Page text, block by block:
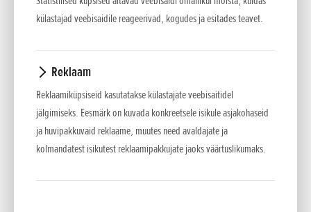
külastajad veebisaidile reageerivad, kogudes ja esitades teavet.
Reklaam
Reklaamiküpsiseid kasutatakse külastajate veebisaitidel
jälgimiseks. Eesmärk on kuvada konkreetsele isikule asjakohaseid
ja huvipakkuvaid reklaame, muutes need avaldajate ja
kolmandatest isikutest reklaamipakkujate jaoks väärtuslikumaks.
Lõikekorpuse all olev ventilaatoriga süsteem parandab õhu
liikumist lõikekorpuse ja kiire õhuvooluga kogumiskoti vahel.
See muudab murutraktori murukogumise märkimisväärselt
tõhusamaks.
Versamow™ selektiivne multšimissüsteem
Üheainsa hoovaga Honda Versamow' süsteem kogub lõigatud
muru kas kotti või hakib selle peeneks ning lisab mullale,